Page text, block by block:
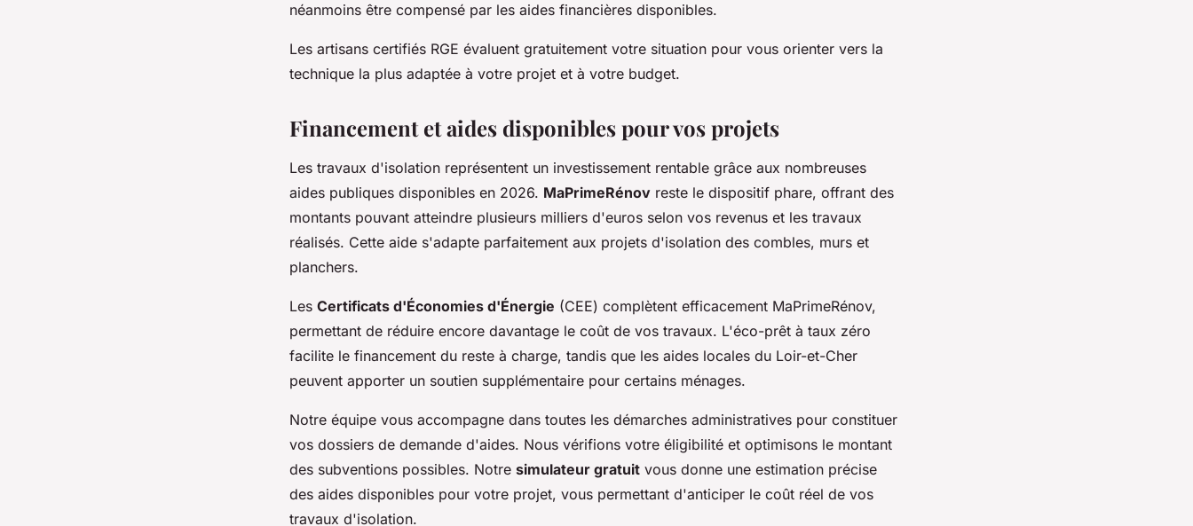
néanmoins être compensé par les aides financières disponibles.
Les artisans certifiés RGE évaluent gratuitement votre situation pour vous orienter vers la
technique la plus adaptée à votre projet et à votre budget.
Financement et aides disponibles pour vos projets
Les travaux d'isolation représentent un investissement rentable grâce aux nombreuses
aides publiques disponibles en 2026. MaPrimeRénov reste le dispositif phare, offrant des
montants pouvant atteindre plusieurs milliers d'euros selon vos revenus et les travaux
réalisés. Cette aide s'adapte parfaitement aux projets d'isolation des combles, murs et
planchers.
Les Certificats d'Économies d'Énergie (CEE) complètent efficacement MaPrimeRénov,
permettant de réduire encore davantage le coût de vos travaux. L'éco-prêt à taux zéro
facilite le financement du reste à charge, tandis que les aides locales du Loir-et-Cher
peuvent apporter un soutien supplémentaire pour certains ménages.
Notre équipe vous accompagne dans toutes les démarches administratives pour constituer
vos dossiers de demande d'aides. Nous vérifions votre éligibilité et optimisons le montant
des subventions possibles. Notre simulateur gratuit vous donne une estimation précise
des aides disponibles pour votre projet, vous permettant d'anticiper le coût réel de vos
travaux d'isolation.